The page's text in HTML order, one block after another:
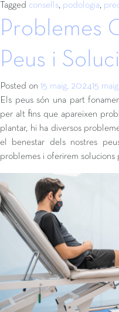
Tagged consells, podologia,
Problemes
Peus i
Posted on 15 maig, 202415
Els peus són una part
per alt fins que apareixen
plantar, hi ha diversos
el benestar dels nostres
problemes i oferirem solucions